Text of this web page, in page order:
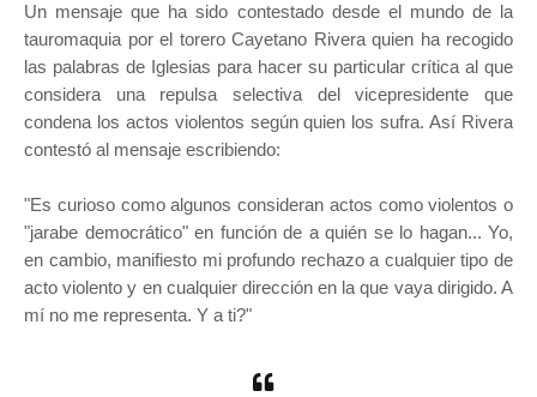
Un mensaje que ha sido contestado desde el mundo de la
tauromaquia por el torero Cayetano Rivera quien ha recogido
las palabras de Iglesias para hacer su particular crítica al que
considera una repulsa selectiva del vicepresidente que
condena los actos violentos según quien los sufra. Así Rivera
contestó al mensaje escribiendo:
"Es curioso como algunos consideran actos como violentos o
"jarabe democrático" en función de a quién se lo hagan... Yo,
en cambio, manifiesto mi profundo rechazo a cualquier tipo de
acto violento y en cualquier dirección en la que vaya dirigido. A
mí no me representa. Y a ti?"